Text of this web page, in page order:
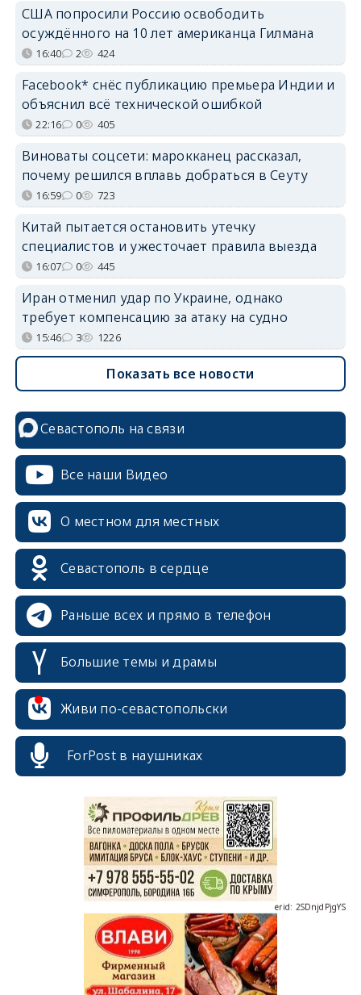
США попросили Россию освободить
осуждённого на 10 лет американца Гилмана
16:40 2 424
Facebook* снёс публикацию премьера Индии и
объяснил всё технической ошибкой
22:16 0 405
Виноваты соцсети: марокканец рассказал,
почему решился вплавь добраться в Сеуту
16:59 0 723
Китай пытается остановить утечку
специалистов и ужесточает правила выезда
16:07 0 445
Иран отменил удар по Украине, однако
требует компенсацию за атаку на судно
15:46 3 1226
Показать все новости
Севастополь на связи
Все наши Видео
О местном для местных
Севастополь в сердце
Раньше всех и прямо в телефон
Большие темы и драмы
Живи по-севастопольски
ForPost в наушниках
erid: 2SDnjcrDNw6
erid: 2SDnjdPjgYS
erid: 2SDnjdvhGXG